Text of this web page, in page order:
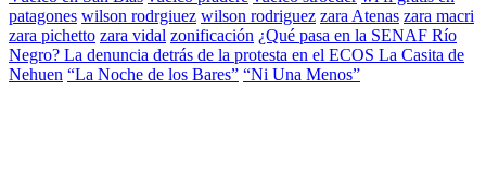
patagones wilson rodrgiuez wilson rodriguez zara Atenas zara macri
zara pichetto zara vidal zonificación ¿Qué pasa en la SENAF Río
Negro? La denuncia detrás de la protesta en el ECOS La Casita de
Nehuen “La Noche de los Bares” “Ni Una Menos”